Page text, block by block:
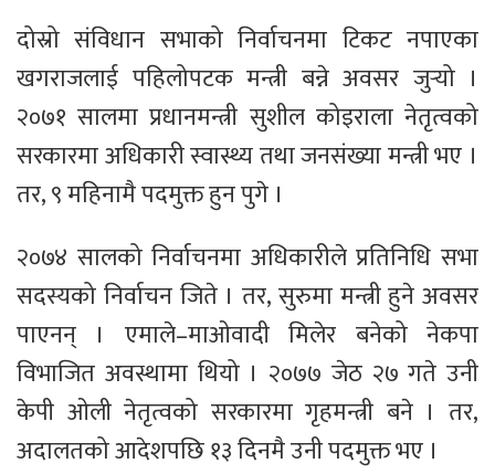
दोस्रो संविधान सभाको निर्वाचनमा टिकट नपाएका
खगराजलाई पहिलोपटक मन्त्री बन्ने अवसर जुर्‍यो ।
२०७१ सालमा प्रधानमन्त्री सुशील कोइराला नेतृत्वको
सरकारमा अधिकारी स्वास्थ्य तथा जनसंख्या मन्त्री भए ।
तर, ९ महिनामै पदमुक्त हुन पुगे ।
२०७४ सालको निर्वाचनमा अधिकारीले प्रतिनिधि सभा
सदस्यको निर्वाचन जिते । तर, सुरुमा मन्त्री हुने अवसर
पाएनन् । एमाले–माओवादी मिलेर बनेको नेकपा
विभाजित अवस्थामा थियो । २०७७ जेठ २७ गते उनी
केपी ओली नेतृत्वको सरकारमा गृहमन्त्री बने । तर,
अदालतको आदेशपछि १३ दिनमै उनी पदमुक्त भए ।